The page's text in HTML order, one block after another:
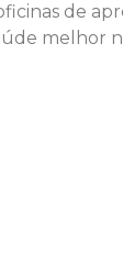
de
melhor